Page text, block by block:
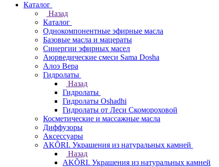
Каталог
Назад
Каталог
Однокомпонентные эфирные масла
Базовые масла и мацераты
Синергии эфирных масел
Аюрведические смеси Sama Dosha
Алоэ Вера
Гидролаты
Назад
Гидролаты
Гидролаты Oshadhi
Гидролаты от Леси Скомороховой
Косметические и массажные масла
Диффузоры
Аксессуары
AKÕRI. Украшения из натуральных камней
Назад
AKÕRI. Украшения из натуральных камней